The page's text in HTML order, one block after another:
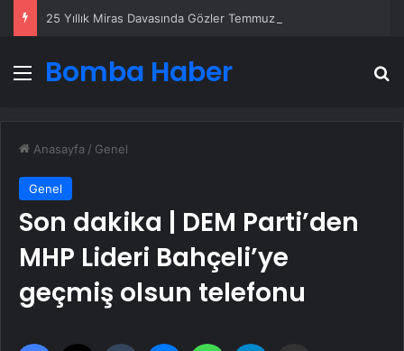
Menü
Bomba Haber
Anasayfa / Genel
Genel
Son dakika | DEM Parti’den
MHP Lideri Bahçeli’ye
geçmiş olsun telefonu
Facebook Tumblr MessengerWhatsApp